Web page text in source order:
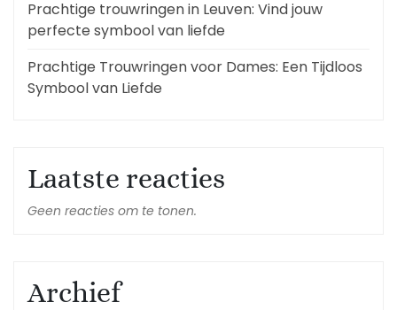
Prachtige trouwringen in Leuven: Vind jouw
perfecte symbool van liefde
Prachtige Trouwringen voor Dames: Een Tijdloos
Symbool van Liefde
Laatste reacties
Geen reacties om te tonen.
Archief